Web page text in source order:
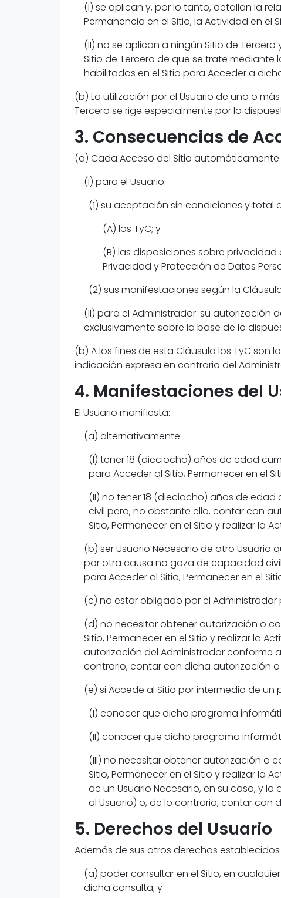
(I) se aplican y, por lo tanto, detallan la
Permanencia en el Sitio, la Actividad en el
(II) no se aplican a ningún Sitio de
Sitio de Tercero de que se trate mediante
habilitados en el Sitio para Acceder a
(b) La utilización por el Usuario de uno o
Tercero se rige especialmente por lo
3. Consecuencias de
(a) Cada Acceso del Sitio automáticamente
(I) para el Usuario:
(1) su aceptación sin condiciones y total
(A) los TyC; y
(B) las disposiciones sobre
Privacidad y Protección de Datos
(2) sus manifestaciones según la
(II) para el Administrador: su autorización
exclusivamente sobre la base de lo
(b) A los fines de esta Cláusula los TyC son
indicación expresa en contrario del
4. Manifestaciones del
El Usuario manifiesta:
(a) alternativamente:
(I) tener 18 (dieciocho) años de edad
para Acceder al Sitio, Permanecer en el
(II) no tener 18 (dieciocho) años de
civil pero, no obstante ello, contar con
Sitio, Permanecer en el Sitio y realizar la
(b) ser Usuario Necesario de otro
por otra causa no goza de capacidad
para Acceder al Sitio, Permanecer en el
(c) no estar obligado por el Administrador
(d) no necesitar obtener autorización o
Sitio, Permanecer en el Sitio y realizar la
autorización del Administrador conforme
contrario, contar con dicha autorización
(e) si Accede al Sitio por intermedio de
(I) conocer que dicho programa
(II) conocer que dicho programa
(III) no necesitar obtener autorización o
Sitio, Permanecer en el Sitio y realizar
de un Usuario Necesario, en su caso, y
al Usuario) o, de lo contrario, contar
5. Derechos del Usuario
Además de sus otros derechos
(a) poder consultar en el Sitio, en
dicha consulta; y